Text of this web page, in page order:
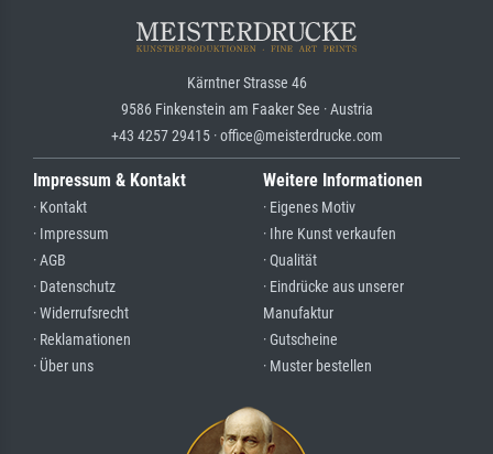
Kärntner Strasse 46
9586 Finkenstein am Faaker See · Austria
+43 4257 29415 · office@meisterdrucke.com
Impressum & Kontakt
· Kontakt
· Impressum
· AGB
· Datenschutz
· Widerrufsrecht
· Reklamationen
· Über uns
Weitere Informationen
· Eigenes Motiv
· Ihre Kunst verkaufen
· Qualität
· Eindrücke aus unserer
Manufaktur
· Gutscheine
· Muster bestellen